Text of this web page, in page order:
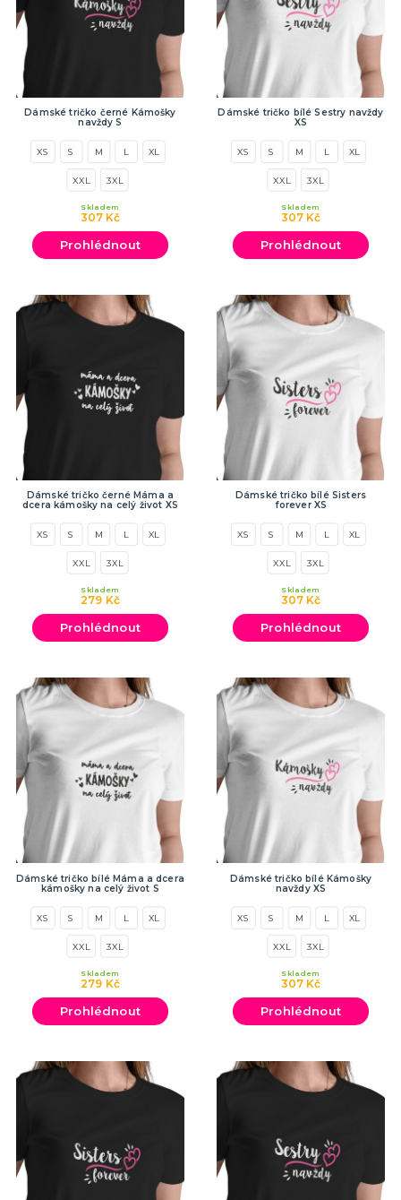
Dámské tričko černé Kámošky
navždy S
XS S M L XL
XXL 3XL
307 Kč
Skladem
Prohlédnout
Dámské tričko bílé Sestry navždy
XS
XS S M L XL
XXL 3XL
307 Kč
Skladem
Prohlédnout
Dámské tričko černé Máma a
dcera kámošky na celý život XS
XS S M L XL
XXL 3XL
279 Kč
Skladem
Prohlédnout
Dámské tričko bílé Sisters
forever XS
XS S M L XL
XXL 3XL
307 Kč
Skladem
Prohlédnout
Dámské tričko bílé Máma a dcera
kámošky na celý život S
XS S M L XL
XXL 3XL
279 Kč
Skladem
Prohlédnout
Dámské tričko bílé Kámošky
navždy XS
XS S M L XL
XXL 3XL
307 Kč
Skladem
Prohlédnout